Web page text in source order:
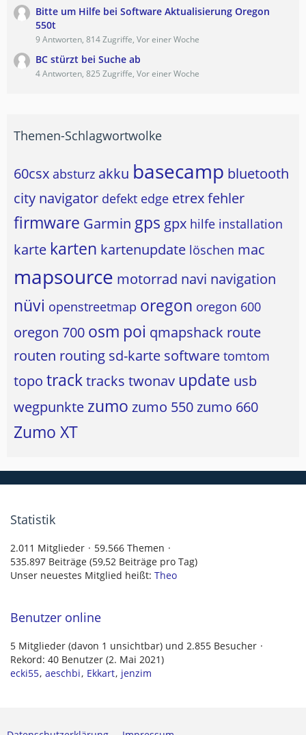
Bitte um Hilfe bei Software Aktualisierung Oregon
550t
9 Antworten, 814 Zugriffe, Vor einer Woche
BC stürzt bei Suche ab
4 Antworten, 825 Zugriffe, Vor einer Woche
Themen-Schlagwortwolke
60csx absturz akku basecamp bluetooth
city navigator defekt edge etrexfehler
firmware Garmin gps gpx hilfe installation
karte karten kartenupdate löschen mac
mapsource motorrad navi navigation
nüvi openstreetmap oregon oregon 600
oregon 700 osm poi qmapshack route
routen routing sd-karte software tomtom
topo tracktracks twonav update usb
wegpunkte zumo zumo 550zumo 660
Zumo XT
Statistik
2.011 Mitglieder
59.566 Themen
535.897 Beiträge (59,52 Beiträge pro Tag)
Unser neuestes Mitglied heißt: Theo
Benutzer online
5 Mitglieder (davon 1 unsichtbar) und 2.855 Besucher
Rekord: 40 Benutzer (2. Mai 2021)
ecki55 aeschbi Ekkart jenzim